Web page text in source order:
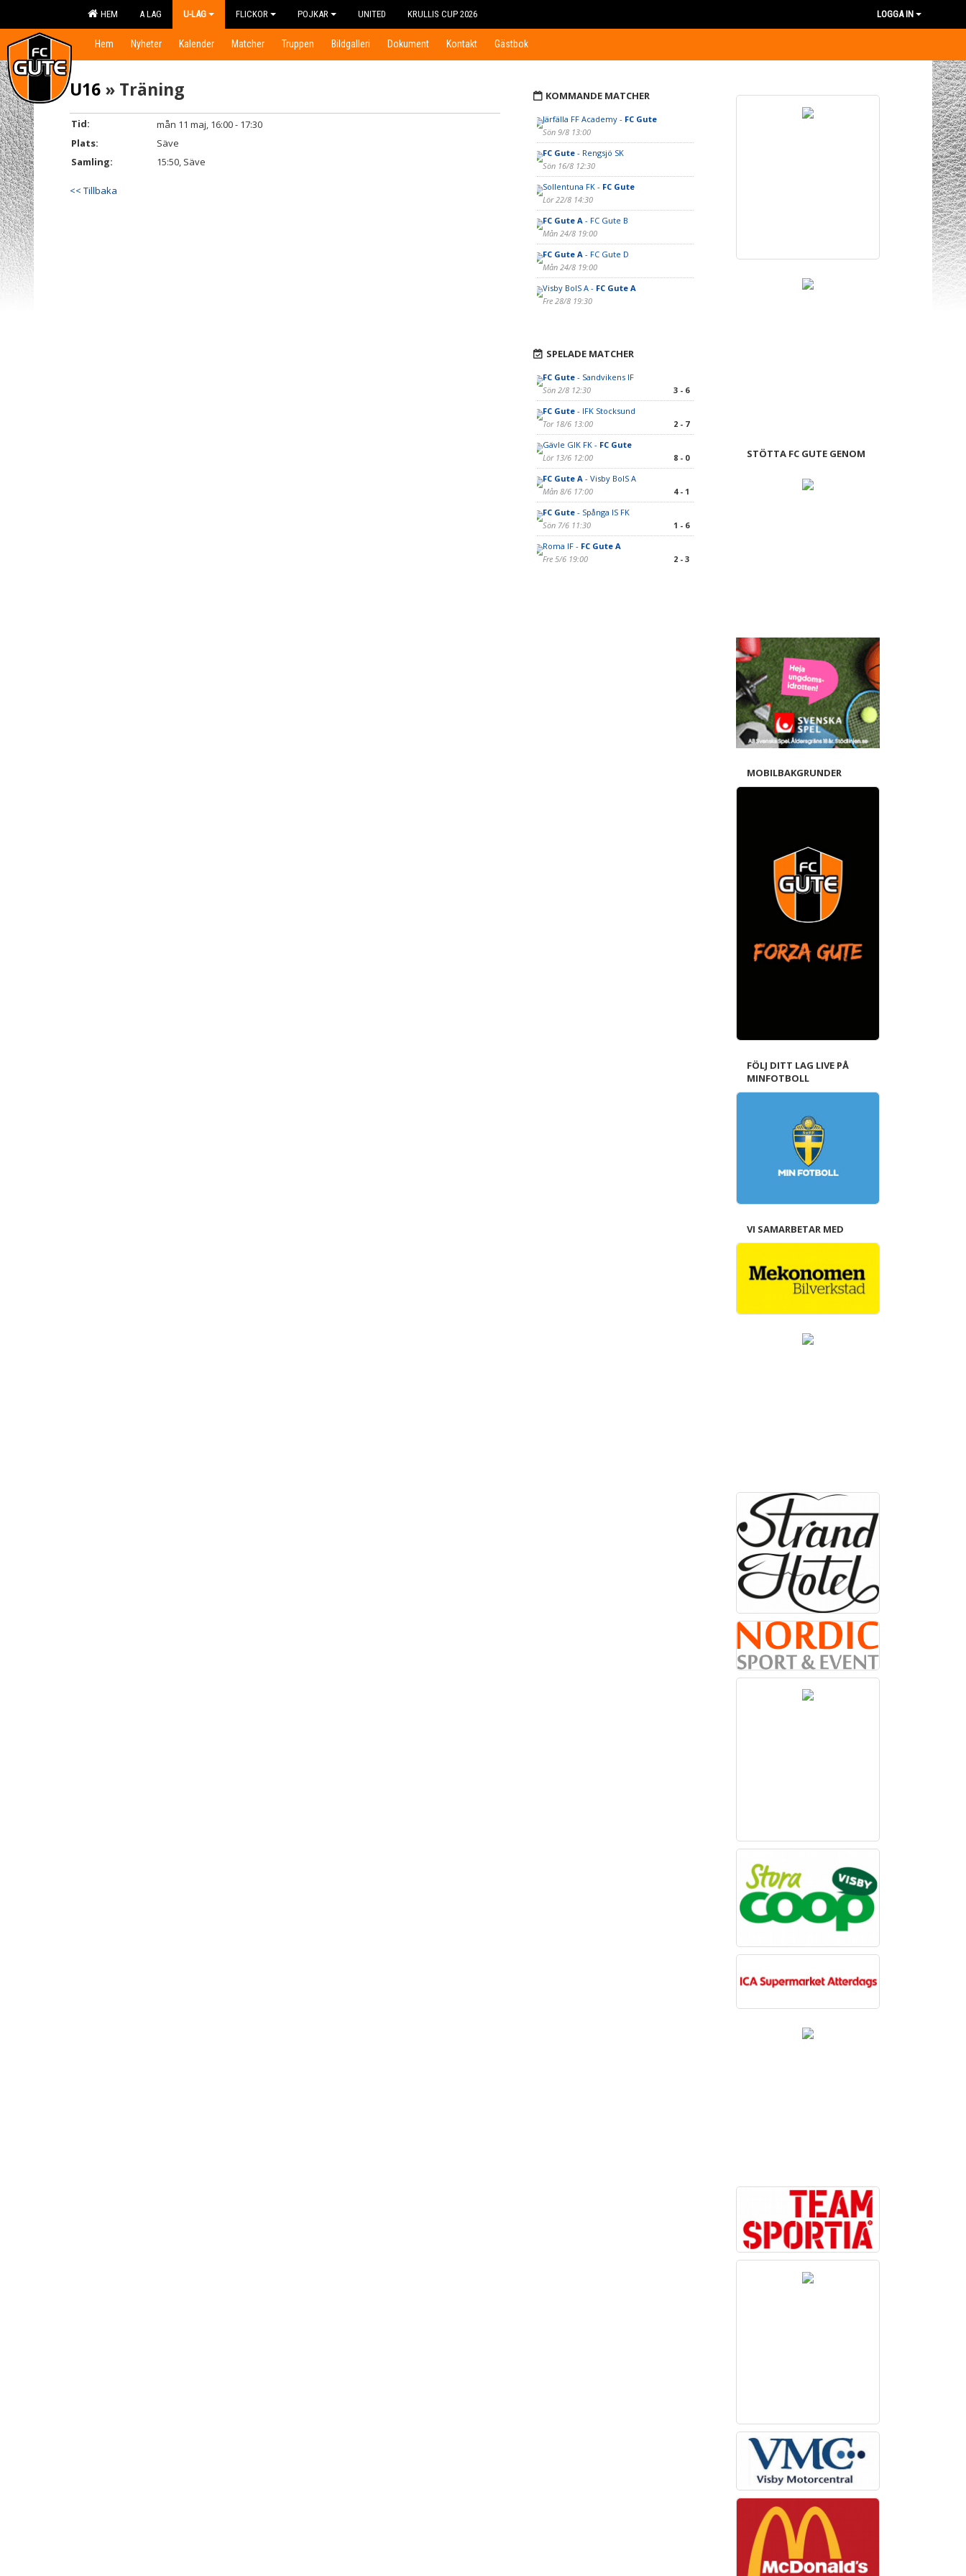
HEM A LAG U-LAG FLICKOR POJKAR UNITED KRULLIS CUP 2026 LOGGA IN
Hem Nyheter Kalender Matcher Truppen Bildgalleri Dokument Kontakt Gästbok
U16 » Träning
Tid:
mån 11 maj, 16:00 - 17:30
Plats:
Säve
Samling:
15:50, Säve
<< Tillbaka
KOMMANDE MATCHER
Järfälla FF Academy - FC Gute
Sön 9/8 13:00
FC Gute- Rengsjö SK
Sön 16/8 12:30
Sollentuna FK - FC Gute
Lör 22/8 14:30
FC Gute A- FC Gute B
Mån 24/8 19:00
FC Gute A- FC Gute D
Mån 24/8 19:00
Visby BoIS A - FC Gute A
Fre 28/8 19:30
SPELADE MATCHER
FC Gute- Sandvikens IF
Sön 2/8 12:30
3 - 6
FC Gute- IFK Stocksund
Tor 18/6 13:00
2 - 7
Gävle GIK FK - FC Gute
Lör 13/6 12:00
8 - 0
FC Gute A- Visby BoIS A
Mån 8/6 17:00
4 - 1
FC Gute- Spånga IS FK
Sön 7/6 11:30
1 - 6
Roma IF - FC Gute A
Fre 5/6 19:00
2 - 3
STÖTTA FC GUTE GENOM
MOBILBAKGRUNDER
FÖLJ DITT LAG LIVE PÅ
MINFOTBOLL
VI SAMARBETAR MED